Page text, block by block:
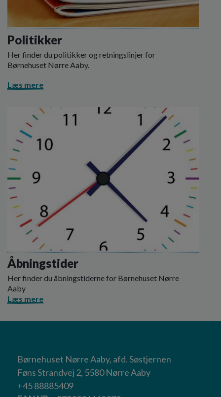
Politikker
Her finder du politikker og retningslinjer for
Børnehuset Nørre Aaby.
Læs mere
Åbningstider
Her finder du åbningstiderne for Børnehuset Nørre
Aaby
Læs mere
Børnehuset Nørre Aaby, afd. Søstjernen
Føns Strandvej 2, 5580 Nørre Aaby
+45 88885409